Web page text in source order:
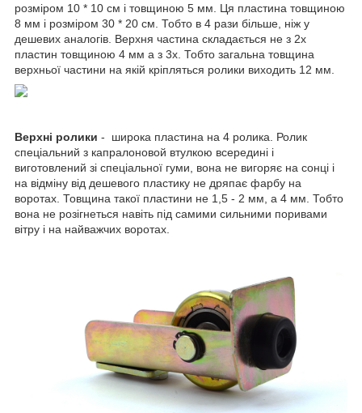
розміром 10 * 10 см і товщиною 5 мм. Ця пластина товщиною
8 мм і розміром 30 * 20 см. Тобто в 4 рази більше, ніж у
дешевих аналогів. Верхня частина складається не з 2х
пластин товщиною 4 мм а з 3х. Тобто загальна товщина
верхньої частини на якій кріпляться ролики виходить 12 мм.
Верхні ролики - широка пластина на 4 ролика. Ролик
спеціальний з капралоновой втулкою всередині і
виготовлений зі спеціальної гуми, вона не вигоряє на сонці і
на відміну від дешевого пластику не дряпає фарбу на
воротах. Товщина такої пластини не 1,5 - 2 мм, а 4 мм. Тобто
вона не розігнеться навіть під самими сильними поривами
вітру і на найважчих воротах.